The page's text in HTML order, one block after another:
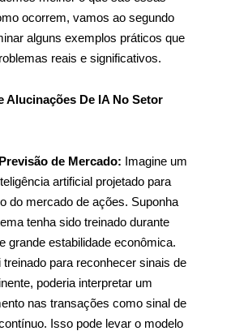
ocorrem, vamos ao segundo
alguns exemplos práticos que
reais e significativos.
Alucinações De IA No Setor
de Mercado: Imagine um
artificial projetado para
do mercado de ações. Suponha
tenha sido treinado durante
grande estabilidade econômica.
treinado para reconhecer sinais de
poderia interpretar um
nas transações como sinal de
Isso pode levar o modelo